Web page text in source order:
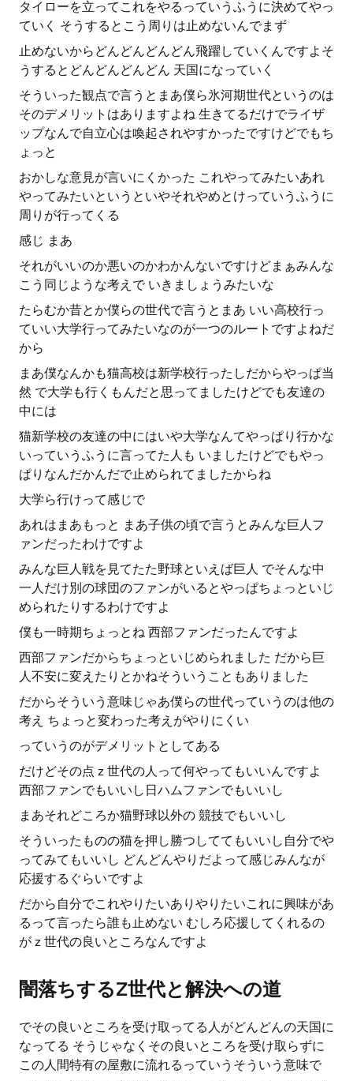
タイローを立ってこれをやるっていうふうに決めてやっ
ていく そうするとこう周りは止めないんでまず
止めないからどんどんどんどん飛躍していくんですよそ
うするとどんどんどんどん 天国になっていく
そういった観点で言うとまあ僕ら氷河期世代というのは
そのデメリットはありますよね 生きてるだけでライザ
ップなんで自立心は喚起されやすかったですけどでもち
ょっと
おかしな意見が言いにくかった これやってみたいあれ
やってみたいというといやそれやめとけっていうふうに
周りが行ってくる
感じ まあ
それがいいのか悪いのかわかんないですけどまぁみんな
こう同じような考えで いきましょうみたいな
たらむか昔とか僕らの世代で言うとまあ いい高校行っ
ていい大学行ってみたいなのが一つのルートですよねだ
から
まあ僕なんかも猫高校は新学校行ったしだからやっぱ当
然 で大学も行くもんだと思ってましたけどでも友達の
中には
猫新学校の友達の中にはいや大学なんてやっぱり行かな
いっていうふうに言ってた人も いましたけどでもやっ
ぱりなんだかんだで止められてましたからね
大学ら行けって感じで
あれはまあもっと まあ子供の頃で言うとみんな巨人フ
ァンだったわけですよ
みんな巨人戦を見てたた野球といえば巨人 でそんな中
一人だけ別の球団のファンがいるとやっぱちょっといじ
められたりするわけですよ
僕も一時期ちょっとね 西部ファンだったんですよ
西部ファンだからちょっといじめられました だから巨
人不安に変えたりとかねそういうこともありました
だからそういう意味じゃあ僕らの世代っていうのは他の
考え ちょっと変わった考えがやりにくい
っていうのがデメリットとしてある
だけどその点 z 世代の人って何やってもいいんですよ
西部ファンでもいいし日ハムファンでもいいし
まあそれどころか猫野球以外の 競技でもいいし
そういったものの猫を押し勝つしててもいいし自分でや
ってみてもいいし どんどんやりだよって感じみんなが
応援するぐらいですよ
だから自分でこれやりたいありやりたいこれに興味があ
るって言ったら誰も止めない むしろ応援してくれるの
が z 世代の良いところなんですよ
闇落ちするZ世代と解決への道
でその良いところを受け取ってる人がどんどんの天国に
なってる そうじゃなくその良いところを受け取らずに
この人間特有の屋敷に流れるっていうそういう意味で